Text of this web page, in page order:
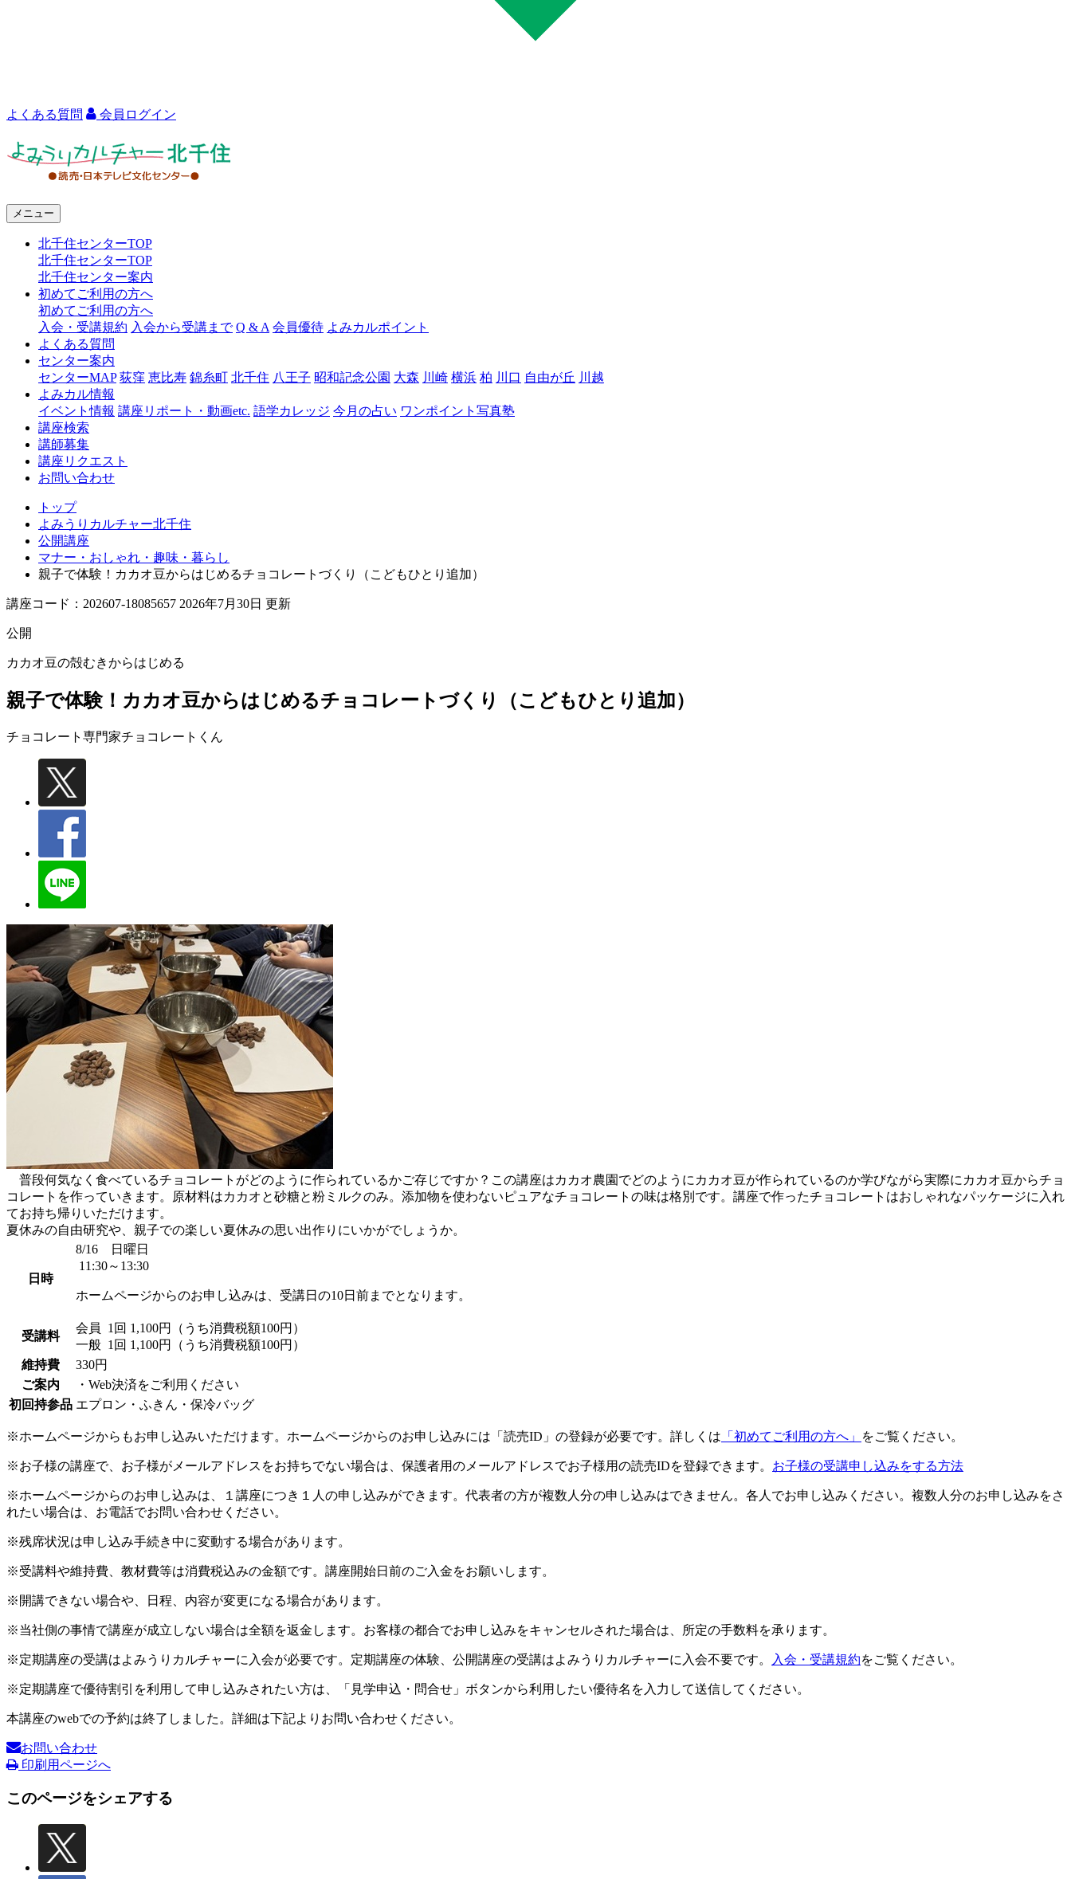
よくある質問 会員ログイン
ャ
北
千
メニュー
北千住センターTOP
北千住センターTOP
北千住センター案内
初めてご利用の方へ
初めてご利用の方へ
入会・受講規約 入会から受講まで Q & A 会員優待 よみカルポイント
よくある質問
センター案内
センターMAP 荻窪 恵比寿 錦糸町 北千住 八王子 昭和記念公園 大森 川崎 横浜 柏 川口 自由が丘 川越
よみカル情報
イベント情報 講座リポート・動画etc. 語学カレッジ 今月の占い ワンポイント写真塾
講座検索
講師募集
講座リクエスト
お問い合わせ
トップ
よみうりカルチャー北千住
公開講座
マナー・おしゃれ・趣味・暮らし
親子で体験！カカオ豆からはじめるチョコレートづくり（こどもひとり追加）
講座コード：202607-18085657 2026年7月30日 更新
公開
カカオ豆の殻むきからはじめる
親子で体験！カカオ豆からはじめるチョコレートづくり（こどもひとり追加）
チョコレート専門家チョコレートくん
普段何気なく食べているチョコレートがどのように作られているかご存じですか？この講座はカカオ農園でどのようにカカオ豆が作られているのか学びながら実際にカカオ豆からチョ
コレートを作っていきます。原材料はカカオと砂糖と粉ミルクのみ。添加物を使わないピュアなチョコレートの味は格別です。講座で作ったチョコレートはおしゃれなパッケージに入れ
てお持ち帰りいただけます。
夏休みの自由研究や、親子での楽しい夏休みの思い出作りにいかがでしょうか。
日時
8/16 日曜日
11:30～13:30
ホームページからのお申し込みは、受講日の10日前までとなります。
受講料
会員
1回 1,100円（うち消費税額100円）
一般 1回 1,100円（うち消費税額100円）
維持費
330円
ご案内
・Web決済をご利用ください
初回持参品 エプロン・ふきん・保冷バッグ
※ホームページからもお申し込みいただけます。ホームページからのお申し込みには「読売ID」の登録が必要です。詳しくは 「初めてご利用の方へ」 をご覧ください。
※お子様の講座で、お子様がメールアドレスをお持ちでない場合は、保護者用のメールアドレスでお子様用の読売IDを登録できます。 お子様の受講申し込みをする方法
※ホームページからのお申し込みは、１講座につき１人の申し込みができます。代表者の方が複数人分の申し込みはできません。各人でお申し込みください。複数人分のお申し込みをさ
れたい場合は、お電話でお問い合わせください。
※残席状況は申し込み手続き中に変動する場合があります。
※受講料や維持費、教材費等は消費税込みの金額です。講座開始日前のご入金をお願いします。
※開講できない場合や、日程、内容が変更になる場合があります。
※当社側の事情で講座が成立しない場合は全額を返金します。お客様の都合でお申し込みをキャンセルされた場合は、所定の手数料を承ります。
※定期講座の受講はよみうりカルチャーに入会が必要です。定期講座の体験、公開講座の受講はよみうりカルチャーに入会不要です。 入会・受講規約をご覧ください。
※定期講座で優待割引を利用して申し込みされたい方は、「見学申込・問合せ」ボタンから利用したい優待名を入力して送信してください。
本講座のwebでの予約は終了しました。詳細は下記よりお問い合わせください。
お問い合わせ
印刷用ページへ
このページをシェアする